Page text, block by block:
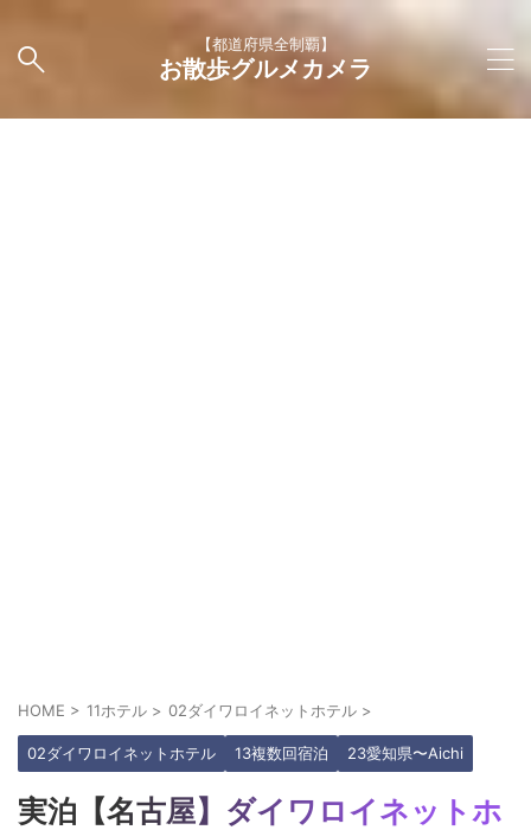
【都道府県全制覇】
お散歩グルメカメラ
HOME > 11ホテル > 02ダイワロイネットホテル >
02ダイワロイネットホテル 13複数回宿泊 23愛知県〜Aichi
実泊【名古屋】ダイワロイネットホ